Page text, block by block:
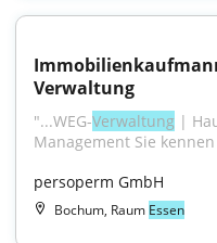
Verwaltung
"...WEG-Verwaltung |
Management Sie
persoperm GmbH
Bochum, Raum Essen